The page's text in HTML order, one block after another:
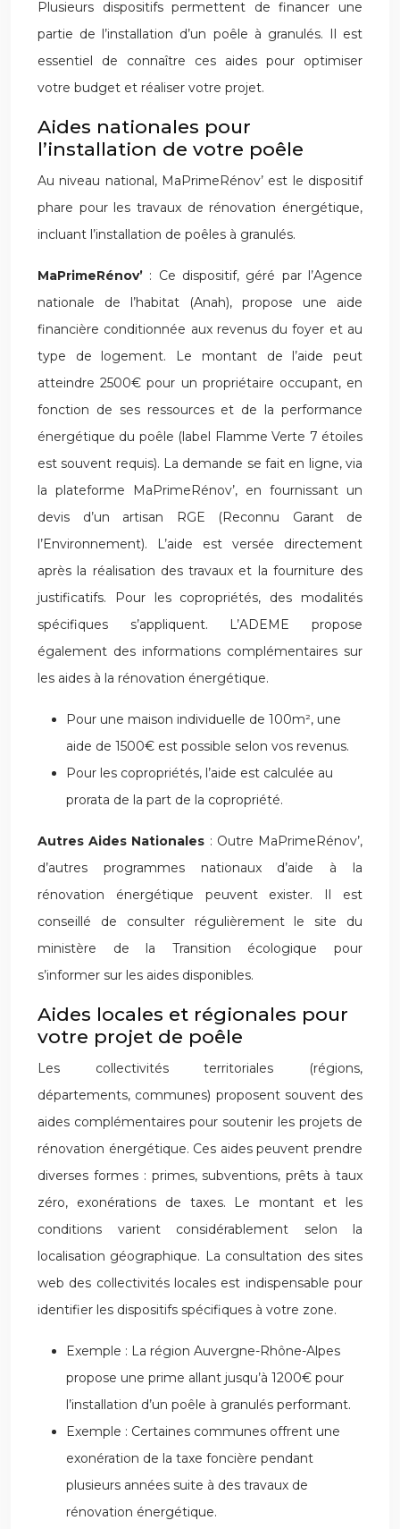
Plusieurs dispositifs permettent de financer une
partie de l’installation d’un poêle à granulés. Il est
essentiel de connaître ces aides pour optimiser
votre budget et réaliser votre projet.
Aides nationales pour
l’installation de votre poêle
Au niveau national, MaPrimeRénov’ est le dispositif
phare pour les travaux de rénovation énergétique,
incluant l’installation de poêles à granulés.
MaPrimeRénov’ : Ce dispositif, géré par l’Agence
nationale de l’habitat (Anah), propose une aide
financière conditionnée aux revenus du foyer et au
type de logement. Le montant de l’aide peut
atteindre 2500€ pour un propriétaire occupant, en
fonction de ses ressources et de la performance
énergétique du poêle (label Flamme Verte 7 étoiles
est souvent requis). La demande se fait en ligne, via
la plateforme MaPrimeRénov’, en fournissant un
devis d’un artisan RGE (Reconnu Garant de
l’Environnement). L’aide est versée directement
après la réalisation des travaux et la fourniture des
justificatifs. Pour les copropriétés, des modalités
spécifiques s’appliquent. L’ADEME propose
également des informations complémentaires sur
les aides à la rénovation énergétique.
Pour une maison individuelle de 100m², une
aide de 1500€ est possible selon vos revenus.
Pour les copropriétés, l’aide est calculée au
prorata de la part de la copropriété.
Autres Aides Nationales : Outre MaPrimeRénov’,
d’autres programmes nationaux d’aide à la
rénovation énergétique peuvent exister. Il est
conseillé de consulter régulièrement le site du
ministère de la Transition écologique pour
s’informer sur les aides disponibles.
Aides locales et régionales pour
votre projet de poêle
Les collectivités territoriales (régions,
départements, communes) proposent souvent des
aides complémentaires pour soutenir les projets de
rénovation énergétique. Ces aides peuvent prendre
diverses formes : primes, subventions, prêts à taux
zéro, exonérations de taxes. Le montant et les
conditions varient considérablement selon la
localisation géographique. La consultation des sites
web des collectivités locales est indispensable pour
identifier les dispositifs spécifiques à votre zone.
Exemple : La région Auvergne-Rhône-Alpes
propose une prime allant jusqu’à 1200€ pour
l’installation d’un poêle à granulés performant.
Exemple : Certaines communes offrent une
exonération de la taxe foncière pendant
plusieurs années suite à des travaux de
rénovation énergétique.